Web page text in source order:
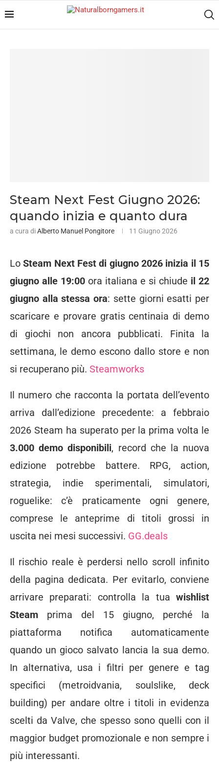
Steam Next Fest Giugno 2026:
quando inizia e quanto dura
a cura diAlberto Manuel Pongitore 11 Giugno 2026
LoSteam Next Fest di giugno 2026 inizia il 15
giugno alle 19:00 ora italiana e si chiude il 22
giugno alla stessa ora: sette giorni esatti per
scaricare e provare gratis centinaia di demo
di giochi non ancora pubblicati. Finita la
settimana, le demo escono dallo store e non
si recuperano più. Steamworks
Il numero che racconta la portata dell’evento
arriva dall’edizione precedente: a febbraio
2026 Steam ha superato per la prima volta le
3.000 demo disponibili, record che la nuova
edizione potrebbe battere. RPG, action,
strategia, indie sperimentali, simulatori,
roguelike: c’è praticamente ogni genere,
comprese le anteprime di titoli grossi in
uscita nei mesi successivi. GG.deals
Il rischio reale è perdersi nello scroll infinito
della pagina dedicata. Per evitarlo, conviene
arrivare preparati: controlla la tua wishlist
Steam prima del 15 giugno, perché la
piattaforma notifica automaticamente
quando un gioco salvato lancia la sua demo.
In alternativa, usa i filtri per genere e tag
specifici (metroidvania, soulslike, deck
building) per andare oltre i titoli in evidenza
scelti da Valve, che spesso sono quelli con il
maggior budget promozionale e non sempre i
più interessanti.